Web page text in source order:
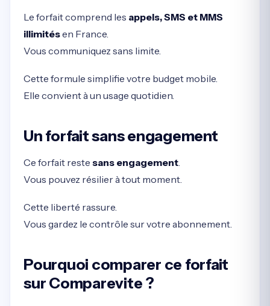
Le forfait comprend les appels, SMS et MMS
illimitésen France.
Vous communiquez sans limite.
Cette formule simplifie votre budget mobile.
Elle convient à un usage quotidien.
Un forfait sans engagement
Ce forfait reste sans engagement
Vous pouvez résilier à tout moment.
Cette liberté rassure.
Vous gardez le contrôle sur votre abonnement.
Pourquoi comparer ce forfait
sur Comparevite ?